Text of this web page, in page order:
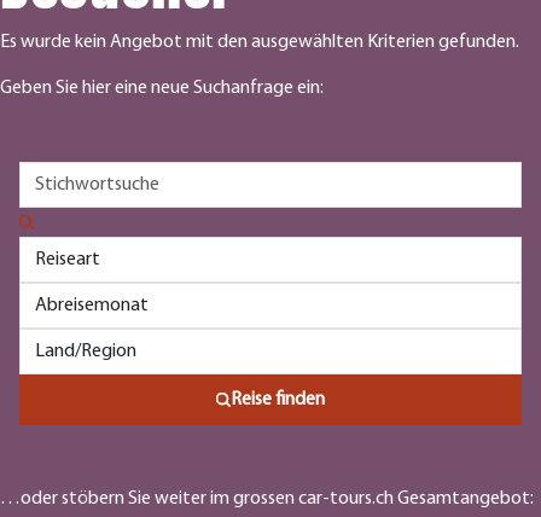
Es wurde kein Angebot mit den ausgewählten Kriterien gefunden.
Geben Sie hier eine neue Suchanfrage ein:
Reise finden
…oder stöbern Sie weiter im grossen car-tours.ch Gesamtangebot: